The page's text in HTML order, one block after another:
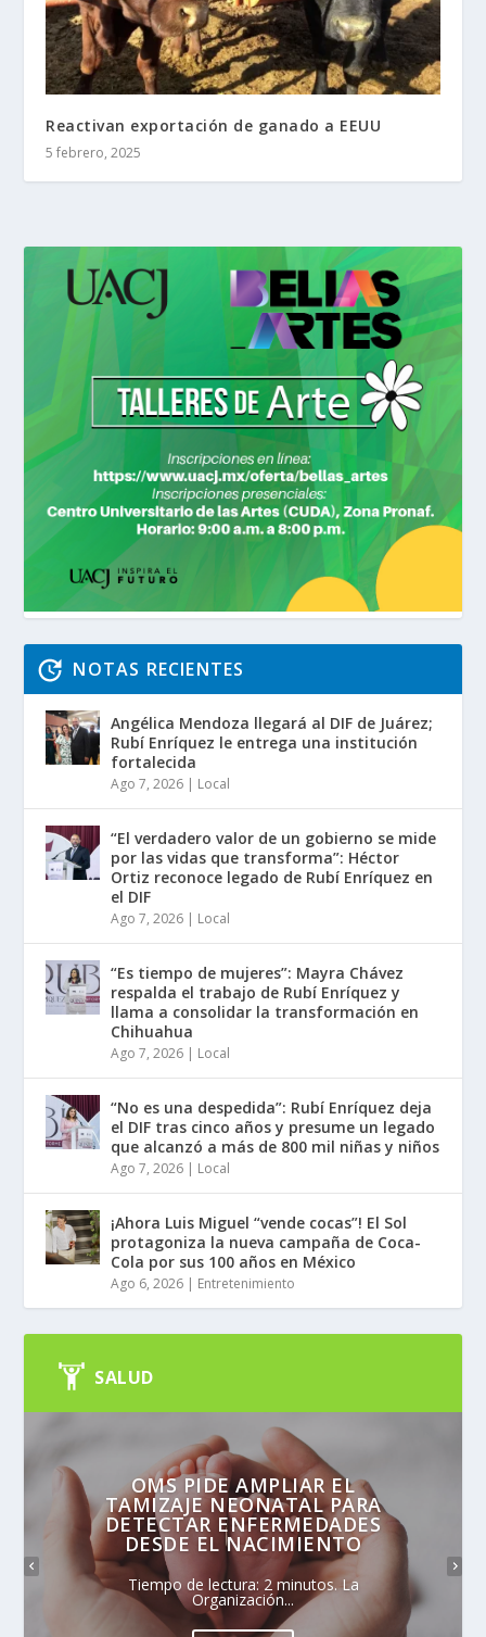
Reactivan exportación de ganado a EEUU
5 febrero, 2025
NOTAS RECIENTES
Angélica Mendoza llegará al DIF de Juárez;
Rubí Enríquez le entrega una institución
fortalecida
Ago 7, 2026 | Local
“El verdadero valor de un gobierno se mide
por las vidas que transforma”: Héctor
Ortiz reconoce legado de Rubí Enríquez en
el DIF
Ago 7, 2026 | Local
“Es tiempo de mujeres”: Mayra Chávez
respalda el trabajo de Rubí Enríquez y
llama a consolidar la transformación en
Chihuahua
Ago 7, 2026 | Local
“No es una despedida”: Rubí Enríquez deja
el DIF tras cinco años y presume un legado
que alcanzó a más de 800 mil niñas y niños
Ago 7, 2026 | Local
¡Ahora Luis Miguel “vende cocas”! El Sol
protagoniza la nueva campaña de Coca-
Cola por sus 100 años en México
Ago 6, 2026 | Entretenimiento
SALUD
OMS PIDE AMPLIAR EL
TAMIZAJE NEONATAL PARA
DETECTAR ENFERMEDADES
DESDE EL NACIMIENTO
Tiempo de lectura: 2 minutos. La
Organización...